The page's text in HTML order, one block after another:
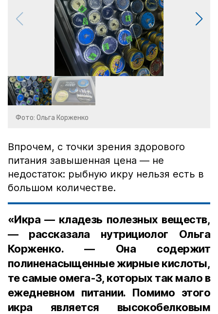
Фото: Ольга Корженко
Впрочем, с точки зрения здорового
питания завышенная цена — не
недостаток: рыбную икру нельзя есть в
большом количестве.
«Икра — кладезь полезных веществ,
— рассказала нутрициолог Ольга
Корженко. — Она содержит
полиненасыщенные жирные кислоты,
те самые омега-3, которых так мало в
ежедневном питании. Помимо этого
икра является высокобелковым